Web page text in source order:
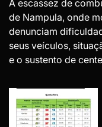
A escassez de
de Nampula, onde
denunciam
seus veículos,
e o sustento de